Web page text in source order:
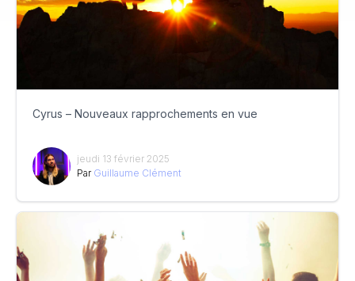
Cyrus – Nouveaux rapprochements en vue
jeudi 13 février 2025
Par Guillaume Clément